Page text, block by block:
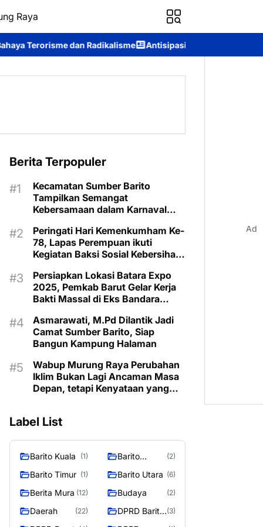
Raya
Antisipasi Karhutla, Murung Raya Resmi Berlakukan
Berita Terpopuler
Kecamatan Sumber Barito
Tampilkan Semangat
Kebersamaan dalam Karnaval
Peringati Hari Kemenkumham Ke-
78, Lapas Perempuan ikuti
Kegiatan Baksi Sosial Kebersihan
Persiapkan Lokasi Batara Expo
2025, Pemkab Barut Gelar Kerja
Bakti Massal di Eks Bandara
Asmarawati, M.Pd Dilantik Jadi
Camat Sumber Barito, Siap
Bangun Kampung Halaman
Wabup Murung Raya Perubahan
Iklim Bukan Lagi Ancaman Masa
Depan, tetapi Kenyataan yang
Label List
Barito Kuala (1)
Barito
(2)
Barito Timur (1) Barito Utara (6)
Berita Mura (12) Budaya (2)
Daerah (22)
DPRD Barito (3)
Ad